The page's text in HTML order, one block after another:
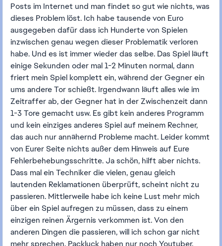
Posts im Internet und man findet so gut wie nichts, was
dieses Problem löst. Ich habe tausende von Euro
ausgegeben dafür dass ich Hunderte von Spielen
inzwischen genau wegen dieser Problematik verloren
habe. Und es ist immer wieder das selbe. Das Spiel läuft
einige Sekunden oder mal 1-2 Minuten normal, dann
friert mein Spiel komplett ein, während der Gegner ein
ums andere Tor schießt. Irgendwann läuft alles wie im
Zeitraffer ab, der Gegner hat in der Zwischenzeit dann
1-3 Tore gemacht usw. Es gibt kein anderes Programm
und kein einziges anderes Spiel auf meinem Rechner,
das auch nur annähernd Probleme macht. Leider kommt
von Eurer Seite nichts außer dem Hinweis auf Eure
Fehlerbehebungsschritte. Ja schön, hilft aber nichts.
Dass mal ein Techniker die vielen, genau gleich
lautenden Reklamationen überprüft, scheint nicht zu
passieren. Mittlerweile habe ich keine Lust mehr mich
über ein Spiel aufregen zu müssen, dass zu einem
einzigen reinen Ärgernis verkommen ist. Von den
anderen Dingen die passieren, will ich schon gar nicht
mehr sprechen. Packluck haben nur noch Youtuber.